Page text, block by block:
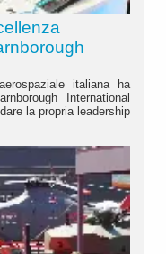
italiana ha
International
la propria leadership